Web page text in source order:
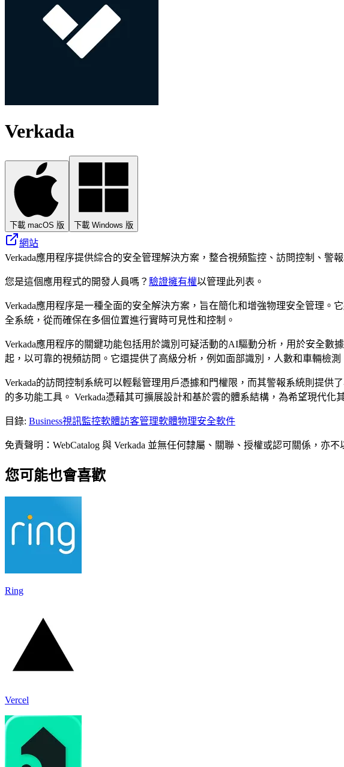
Verkada
下載 macOS 版 下載 Windows 版
網站
Verkada應用程序提供綜合的安全管理解決方案，整合視頻監控、訪問控制、警
您是這個應用程式的開發人員嗎？ 驗證擁有權以管理此列表。
Verkada應用程序是一種全面的安全解決方案，旨在簡化和增強物理安全管理
全系統，從而確保在多個位置進行實時可見性和控制。
Verkada應用程序的關鍵功能包括用於識別可疑活動的AI驅動分析，用於安全
起，以可靠的視頻訪問。它還提供了高級分析，例如面部識別，人數和車輛檢測
Verkada的訪問控制系統可以輕鬆管理用戶憑據和門權限，而其警報系統則提
的多功能工具。 Verkada憑藉其可擴展設計和基於雲的體系結構，為希望現代
目錄: Business視訊監控軟體訪客管理軟體物理安全軟件
免責聲明：WebCatalog 與 Verkada 並無任何隸屬、關聯、授權或認可關係，
您可能也會喜歡
Ring
Vercel